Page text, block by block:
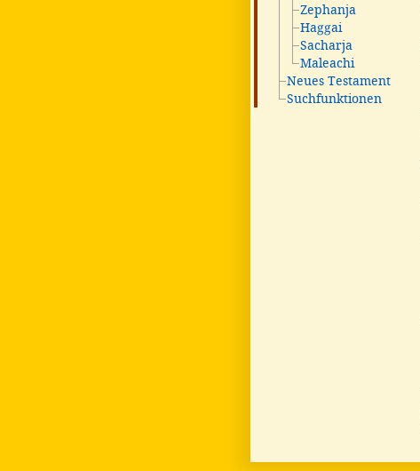
Zephanja
Haggai
Sacharja
Maleachi
Neues Testament
Suchfunktionen